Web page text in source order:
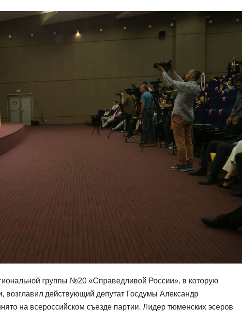
группы №20 «Справедливой России», в которую
возглавил действующий депутат Госдумы Александр
на всероссийском съезде партии. Лидер тюменских эсеров